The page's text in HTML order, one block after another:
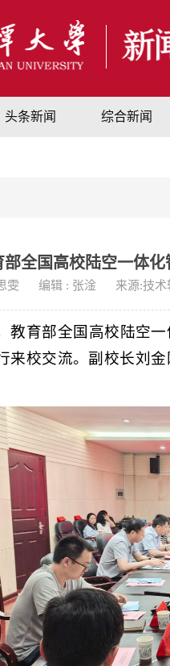
头条新闻 综合新闻
部全国高校陆空一体
雯 编辑 : 张淦 来源:技
教育部全国高校陆空
来校交流。副校长刘